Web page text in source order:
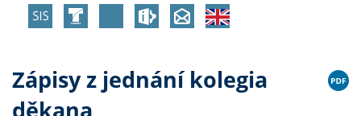
Zápisy z jednání kolegia